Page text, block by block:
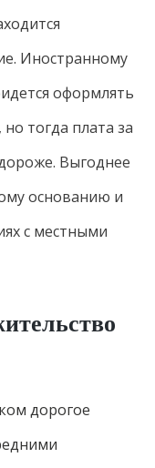
Иностранному
оформлять
тогда плата за
Выгоднее
основанию и
с местными
дорогое